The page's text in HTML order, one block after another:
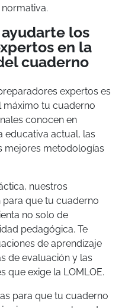
los
en la
cuaderno
expertos es
máximo tu cuaderno
conocen en
educativa actual, las
mejores metodologías
nuestros
que tu cuaderno
no solo de
pedagógica. Te
de aprendizaje
de evaluación y las
que exige la LOMLOE.
para que tu cuaderno